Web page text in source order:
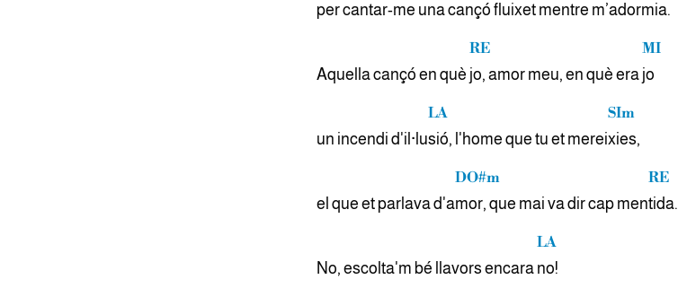
per cantar-me una cançó fluixet mentre m’adormia.
Aquella cançó en què
RE
jo, amor meu, en què era
MI
jo
un incendi d'il·lu
LA
sió, l'home que tu et merei
SIm
xies,
el que et parlava d'a
DO#m
mor, que mai va dir cap men
RE
tida.
No, escolta'm bé llavors encara
LA
no!